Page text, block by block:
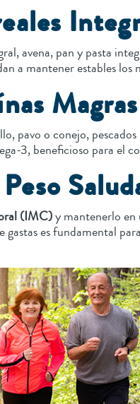
avena, pan y pasta
a mantener estables
Magras
pavo o conejo,
3, beneficioso para el
(IMC)y mantenerlo en
gastas es fundamental